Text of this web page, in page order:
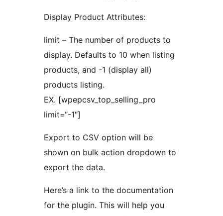
Display Product Attributes:
limit – The number of products to
display. Defaults to 10 when listing
products, and -1 (display all)
products listing.
EX. [wpepcsv_top_selling_pro
limit=“-1″]
Export to CSV option will be
shown on bulk action dropdown to
export the data.
Here’s a link to the documentation
for the plugin. This will help you